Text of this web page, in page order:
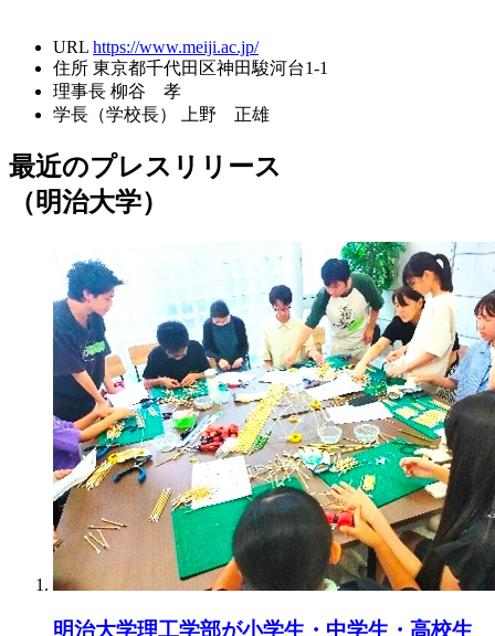
URL https://www.meiji.ac.jp/
住所 東京都千代田区神田駿河台1-1
理事長 柳谷 孝
学長（学校長）
上野 正雄
最近のプレスリリース
（明治大学）
明治大学理工学部が小学生・中学生・高校生